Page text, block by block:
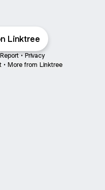
Linktree
Report • Privacy
• More from Linktree